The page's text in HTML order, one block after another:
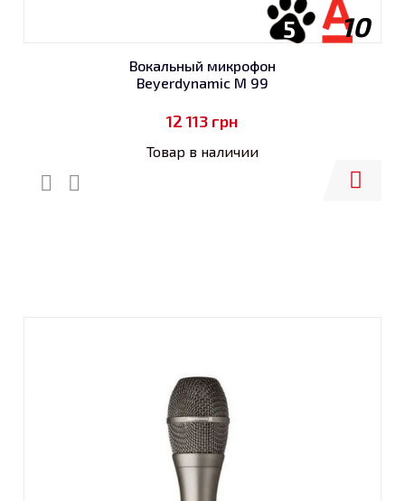
10
5
Вокальный микрофон
Beyerdynamic M 99
12 113 грн
Товар в наличии